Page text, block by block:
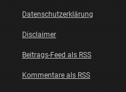
Datenschutzerklärung
Disclaimer
Beitrags-Feed als RSS
Kommentare als RSS